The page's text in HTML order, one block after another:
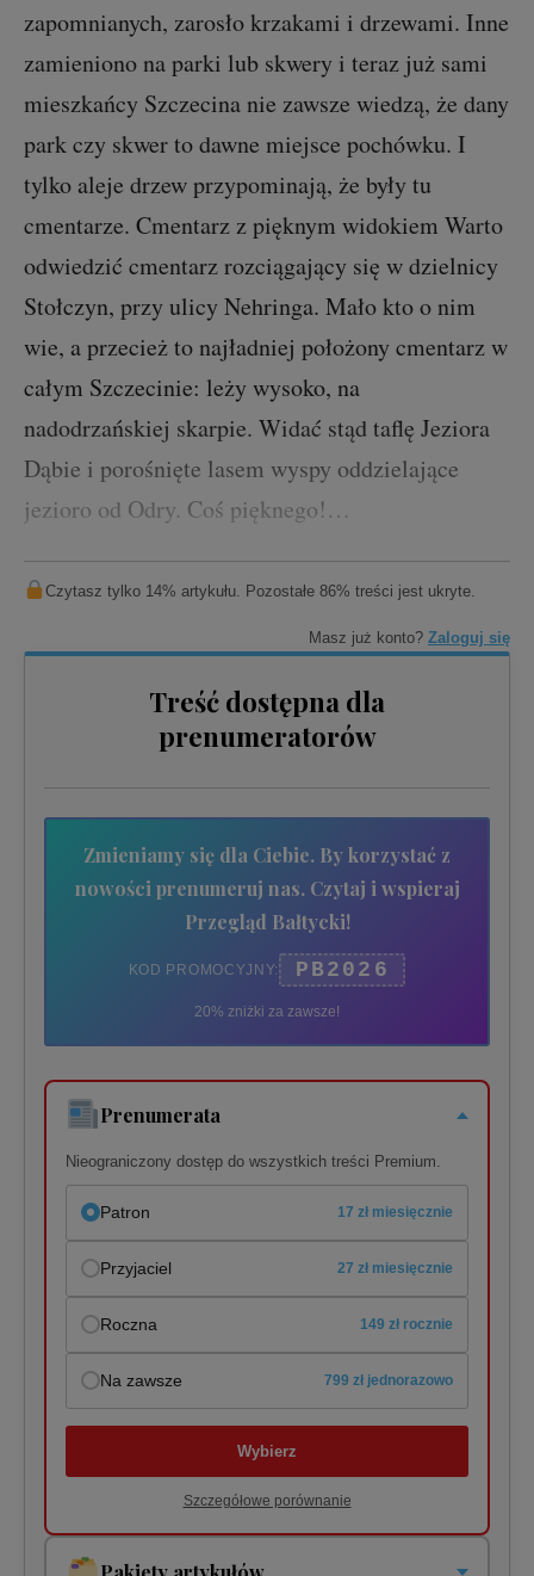
zapomnianych, zarosło krzakami i drzewami. Inne
zamieniono na parki lub skwery i teraz już sami
mieszkańcy Szczecina nie zawsze wiedzą, że dany
park czy skwer to dawne miejsce pochówku. I
tylko aleje drzew przypominają, że były tu
cmentarze. Cmentarz z pięknym widokiem Warto
odwiedzić cmentarz rozciągający się w dzielnicy
Stołczyn, przy ulicy Nehringa. Mało kto o nim
wie, a przecież to najładniej położony cmentarz w
całym Szczecinie: leży wysoko, na
nadodrzańskiej skarpie. Widać stąd taflę Jeziora
Dąbie i porośnięte lasem wyspy oddzielające
jezioro od Odry. Coś pięknego!…
Czytasz tylko 14% artykułu. Pozostałe 86% treści jest ukryte.
Masz już konto? Zaloguj się
Treść dostępna dla
prenumeratorów
Zmieniamy się dla Ciebie. By korzystać z
nowości prenumeruj nas. Czytaj i wspieraj
Przegląd Bałtycki!
KOD PROMOCYJNY: PB2026
20% zniżki za zawsze!
Prenumerata
Nieograniczony dostęp do wszystkich treści Premium.
Patron 17 zł miesięcznie
Przyjaciel 27 zł miesięcznie
Roczna 149 zł rocznie
Na zawsze 799 zł jednorazowo
Wybierz
Szczegółowe porównanie